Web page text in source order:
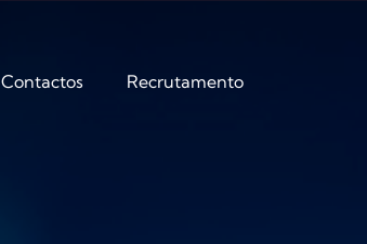
Contactos Recrutamento